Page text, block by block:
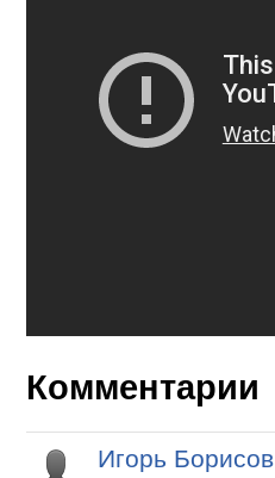
Комментарии
Игорь Борисов